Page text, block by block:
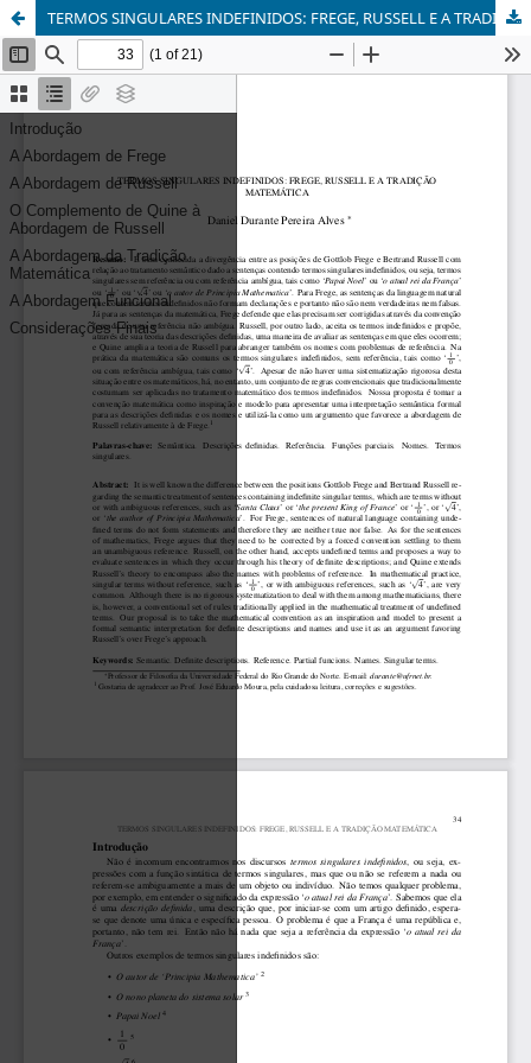
TERMOS SINGULARES INDEFINIDOS: FREGE, RUSSELL E A TRADIÇÃO MATEMÁTICA